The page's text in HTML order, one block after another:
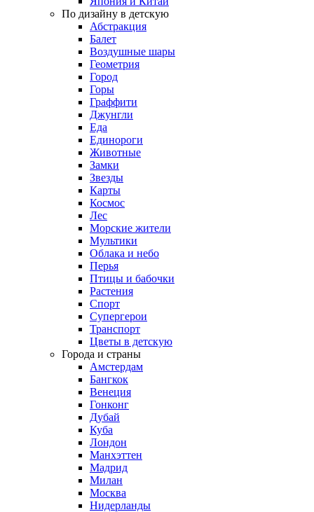
По дизайну в детскую
Абстракция
Балет
Воздушные шары
Геометрия
Город
Горы
Граффити
Джунгли
Еда
Единороги
Животные
Замки
Звезды
Карты
Космос
Лес
Морские жители
Мультики
Облака и небо
Перья
Птицы и бабочки
Растения
Спорт
Супергерои
Транспорт
Цветы в детскую
Города и страны
Амстердам
Бангкок
Венеция
Гонконг
Дубай
Куба
Лондон
Манхэттен
Мадрид
Милан
Москва
Нидерланды